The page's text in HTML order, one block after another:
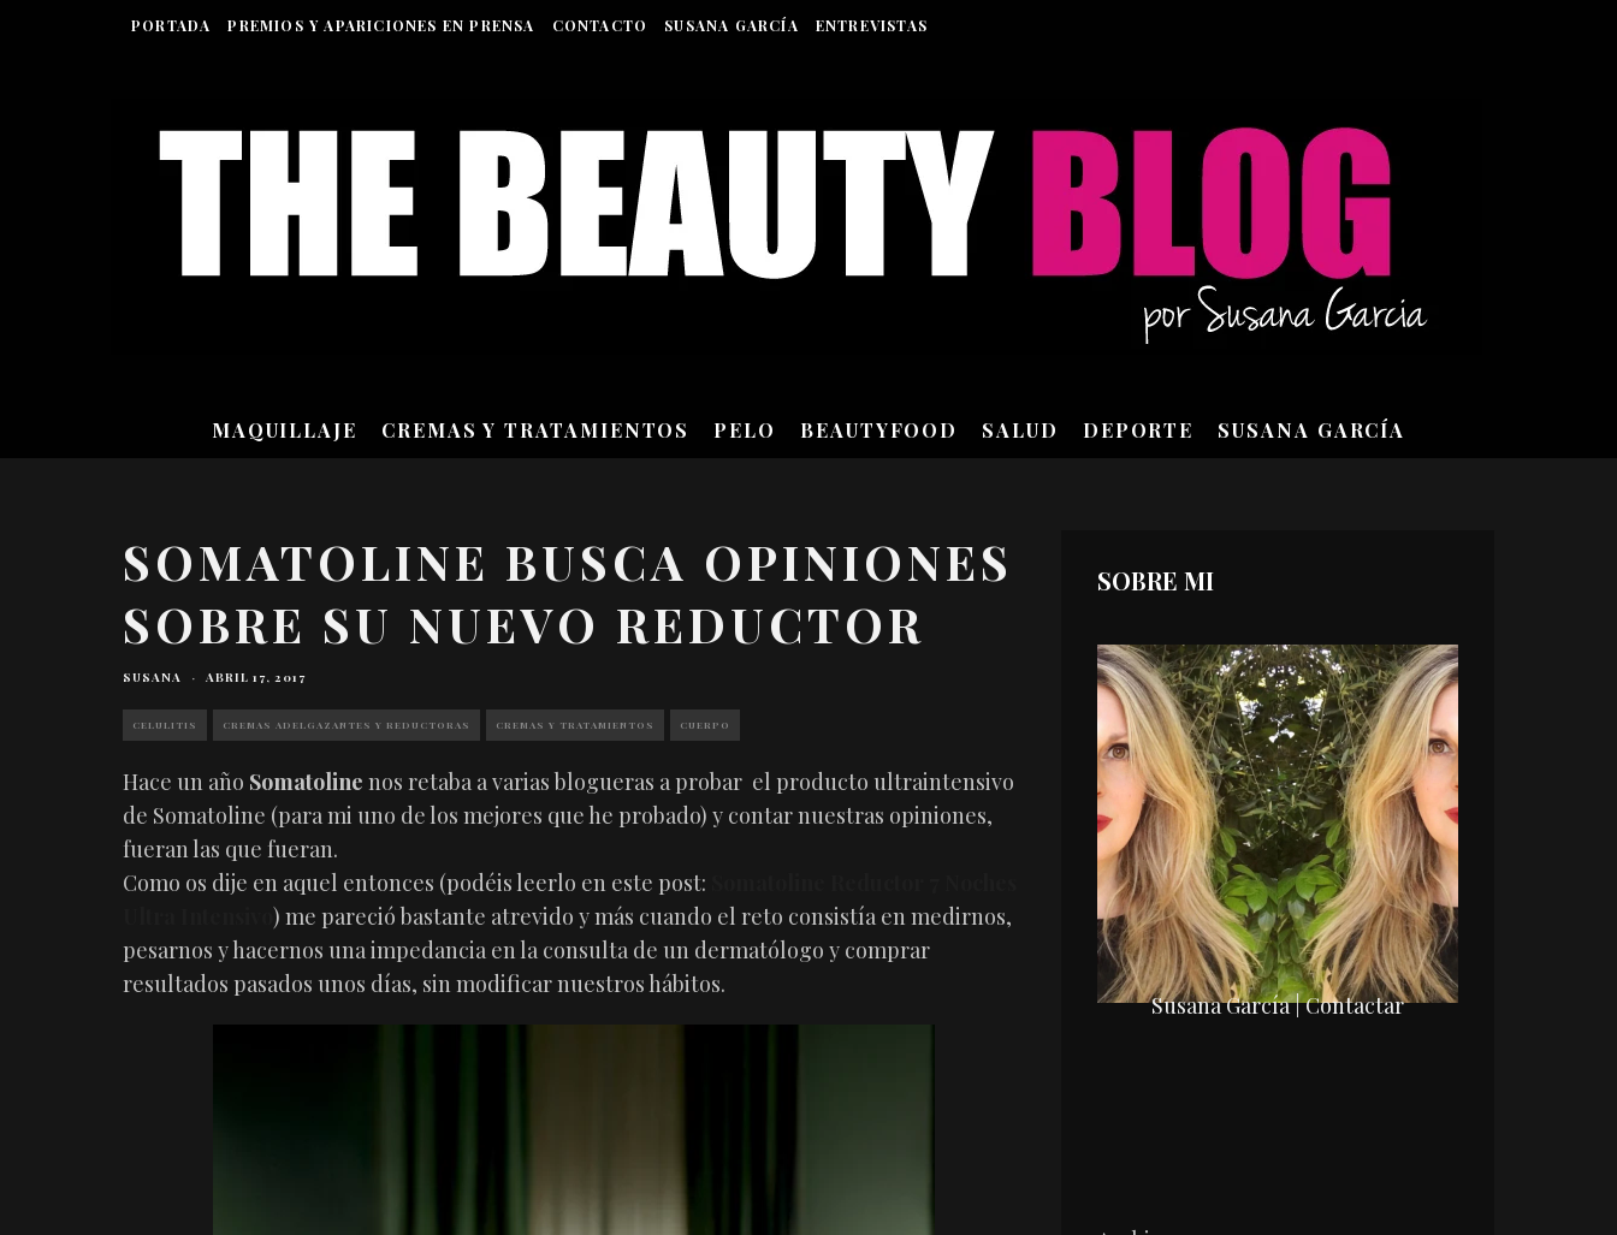
PORTADA PREMIOS Y APARICIONES EN PRENSA CONTACTO SUSANA GARCÍA ENTREVISTAS
MAQUILLAJE CREMAS Y TRATAMIENTOS PELO BEAUTYFOOD SALUD DEPORTE SUSANA GARCÍA
SOMATOLINE BUSCA OPINIONES
SOBRE SU NUEVO REDUCTOR
SUSANA · ABRIL 17, 2017
CELULITIS CREMAS ADELGAZANTES Y REDUCTORAS CREMAS Y TRATAMIENTOS CUERPO
Hace un año Somatoline nos retaba a varias blogueras a probar el producto ultraintensivo
de Somatoline (para mi uno de los mejores que he probado) y contar nuestras opiniones,
fueran las que fueran.
Como os dije en aquel entonces (podéis leerlo en este post:
) me pareció bastante atrevido y más cuando el reto consistía en medirnos,
pesarnos y hacernos una impedancia en la consulta de un dermatólogo y comprar
resultados pasados unos días, sin modificar nuestros hábitos.
SOBRE MI
Susana García | Contactar